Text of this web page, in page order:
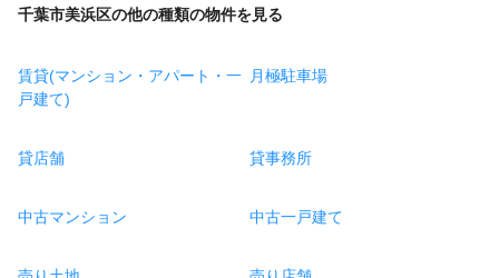
千葉市美浜区の他の種類の物件を見る
賃貸(マンション・アパート・一
戸建て)
月極駐車場
貸店舗 貸事務所
中古マンション 中古一戸建て